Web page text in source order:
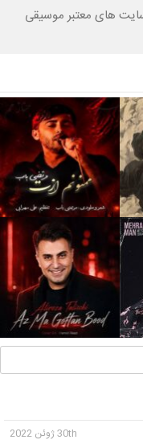
های معتبر موسیقی
30th ژوئن 2022